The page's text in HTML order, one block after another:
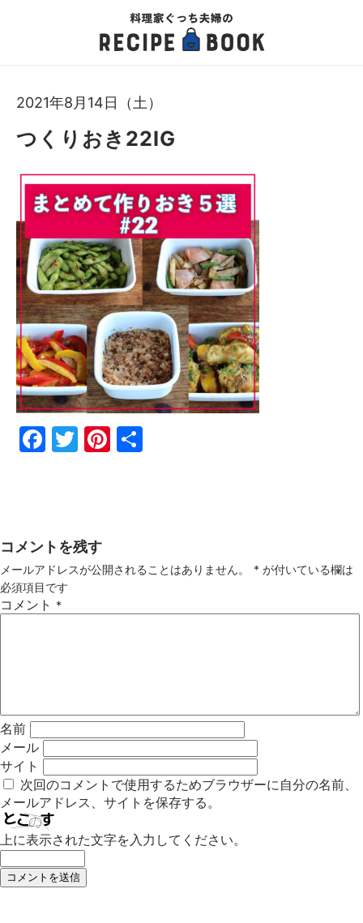
2021年8月14日（土）
つくりおき22IG
Fac
Twi
Pin
コメントを残す
メールアドレスが公開されることはありません。 * が付いている欄は
必須項目です
コメント *
名前
メール
サイト
次回のコメントで使用するためブラウザーに自分の名前、
メールアドレス、サイトを保存する。
上に表示された文字を入力してください。